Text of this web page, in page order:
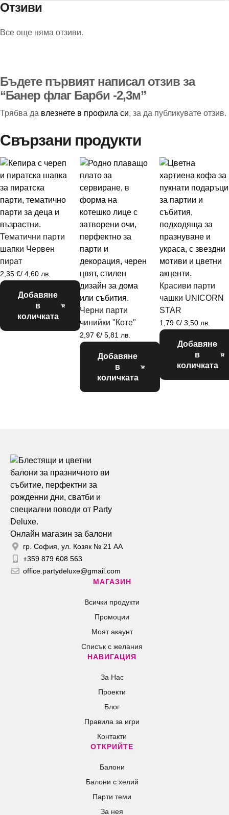
Отзиви
Все още няма отзиви.
Бъдете първият написал отзив за
“Банер флаг Барби -2,3м”
Трябва да влезнете в профила си, за да публикувате отзив.
Свързани продукти
Тематични парти
шапки Червен
пират
2,35 €/ 4,60 лв.
Добавяне
в
количката
Черни парти
чинийки "Коте"
2,97 €/ 5,81 лв.
Добавяне
в
количката
Красиви парти
чашки UNICORN
STAR
1,79 €/ 3,50 лв.
Добавяне
в
количката
Онлайн магазин за балони
гр. София, ул. Козяк № 21 АА
+359 879 608 563
office.partydeluxe@gmail.com
МАГАЗИН
Всички продукти
Промоции
Моят акаунт
Списък с желания
НАВИГАЦИЯ
За Нас
Проекти
Блог
Правила за игри
Контакти
ОТКРИЙТЕ
Балони
Балони c хелий
Парти теми
За нея